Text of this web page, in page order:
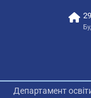
Департамент